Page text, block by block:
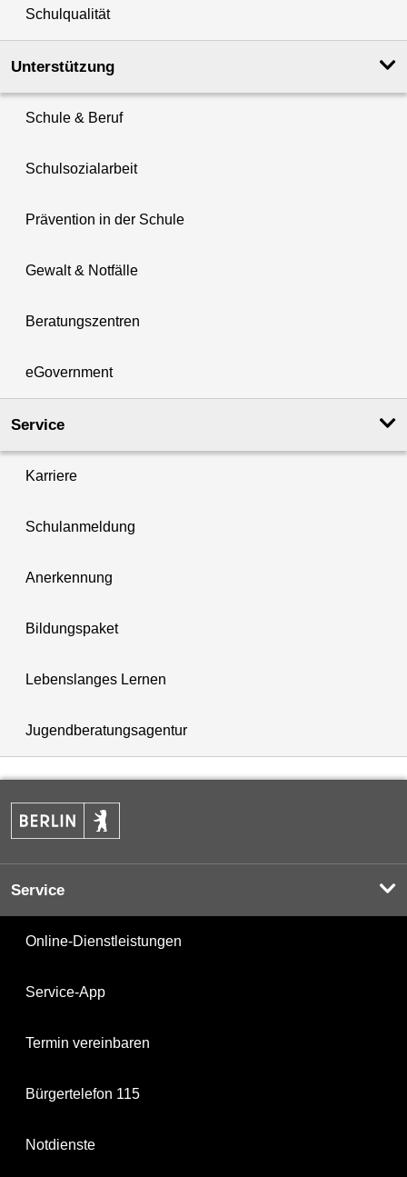
Schulqualität
Unterstützung
Schule & Beruf
Schulsozialarbeit
Prävention in der Schule
Gewalt & Notfälle
Beratungszentren
eGovernment
Service
Karriere
Schulanmeldung
Anerkennung
Bildungspaket
Lebenslanges Lernen
Jugendberatungsagentur
Service
Online-Dienstleistungen
Service-App
Termin vereinbaren
Bürgertelefon 115
Notdienste